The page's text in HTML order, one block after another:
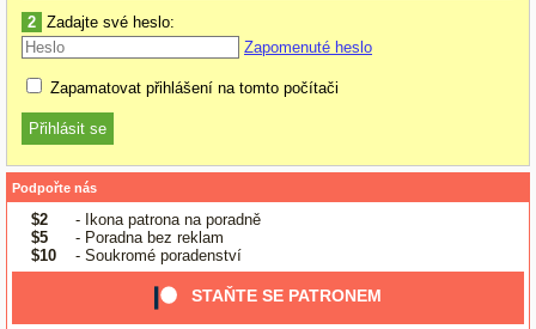
2 Zadajte své heslo:
Zapomenuté heslo
Zapamatovat přihlášení na tomto počítači
Podpořte nás
$2
- Ikona patrona na poradně
$5
- Poradna bez reklam
$10
- Soukromé poradenství
STAŇTE SE PATRONEM